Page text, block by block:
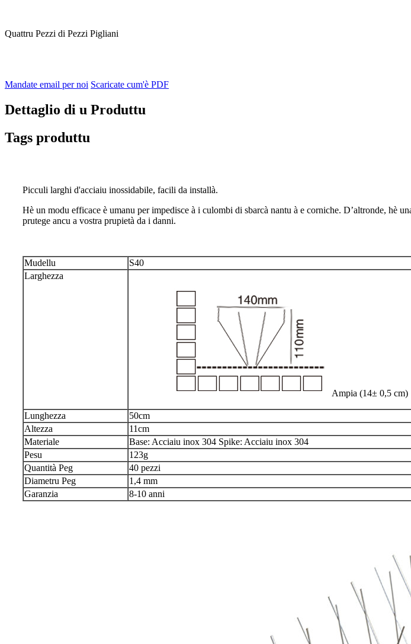
Quattru Pezzi di Pezzi Pigliani
Mandate email per noi Scaricate cum'è PDF
Dettaglio di u Produttu
Tags produttu
Picculi larghi d'acciaiu inossidabile, facili da installà.
Hè un modu efficace è umanu per impedisce à i culombi di sbarcà nantu à e corniche. D’altronde, hè
prutege ancu a vostra prupietà da i danni.
Mudellu
S40
Larghezza
Ampia (14± 0,5 cm)
Lunghezza
50cm
Altezza
11cm
Materiale
Base: Acciaiu inox 304 Spike: Acciaiu inox 304
Pesu
123g
Quantità Peg
40 pezzi
Diametru Peg
1,4 mm
Garanzia
8-10 anni